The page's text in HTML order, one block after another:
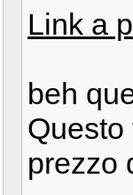
Link a
beh
prezzo